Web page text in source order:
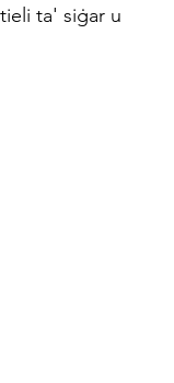
ta' siġar u